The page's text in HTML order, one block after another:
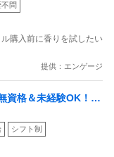
問
購入前に香りを試したい
提供：エンゲージ
資格＆未経験OK！週
シフト制